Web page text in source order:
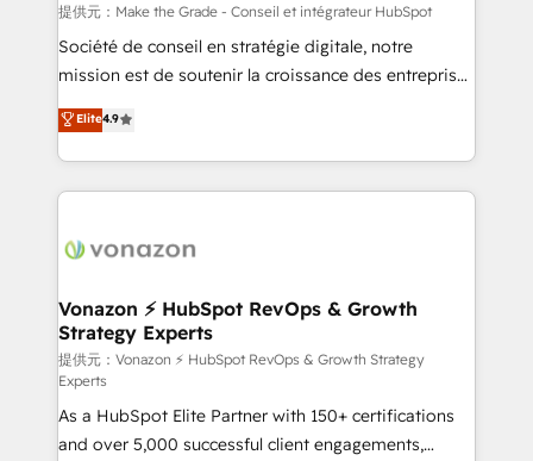
travers le changement, tout en centrant vos objectifs
d’entreprise. Grâce à une méthodologie éprouvée
auprès de plus de 400 clients, nous comprenons
HubSpot dans votre organisation. Pour toute
question technique ou besoin de structuration de
提供元：Make the Grade - Conseil et intégrateur HubSpot
Société de conseil en stratégie digitale, notre
mission est de soutenir la croissance des entreprises
B2B à travers l’acquisition de nouveaux clients,
l'intégration CRM et le développement des revenus
auprès de vos comptes existants. En France et à
l'international, nous travaillons avec des ETI
delà d’une simple transformation digitale et des
➤ L’intégration de CRM et de méthodologie RevOps
pour aligner les équipes marketing, commerciales et
support client (data migration, synchronisation API,
audit et maintenance) ➤ La création de sites internet
de conversion qui transforment les visiteurs en
opportunités d'affaires ➤ La mise en place de
Elite4.9
Vonazon ⚡ HubSpot RevOps & Growth
Strategy Experts
提供元：Vonazon ⚡ HubSpot RevOps & Growth Strategy
Experts
As a HubSpot Elite Partner with 150+ certifications
and over 5,000 successful client engagements,